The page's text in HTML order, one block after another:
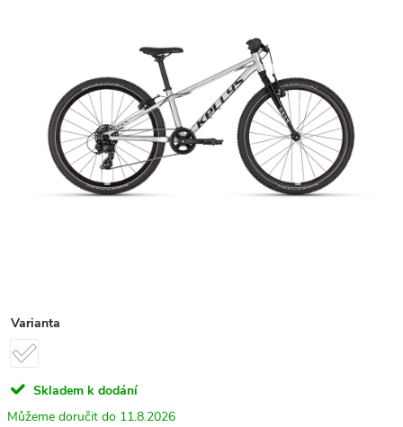
Varianta
Skladem k dodání
11.8.2026